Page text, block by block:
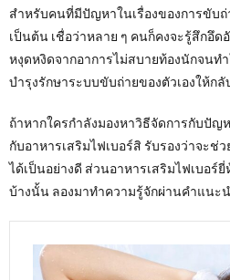
สำหรับคนที่มีปัญหาในเรื่องของการขับถ่
เป็นต้น เชื่อว่าหลาย ๆ คนก็คงจะรู้สึกอึด
หงุดหงิดจากอาการไม่สบายท้องนักจนท
บำรุงรักษาระบบขับถ่ายของตัวเองให้กลั
ถ้าหากใครกำลังมองหาวิธีจัดการกับปัญ
กับอาหารเสริมไฟเบอร์สิ รับรองว่าจะช่
ได้เป็นอย่างดี ส่วนอาหารเสริมไฟเบอ
บ้างนั้น ลองมาทำความรู้จักผ่านคำแนะ